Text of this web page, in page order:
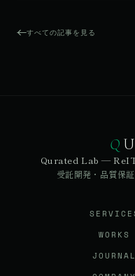
すべての記事を見る
Q
Qurated Lab —
受託開発・品質保
WORKS
JOURNAL